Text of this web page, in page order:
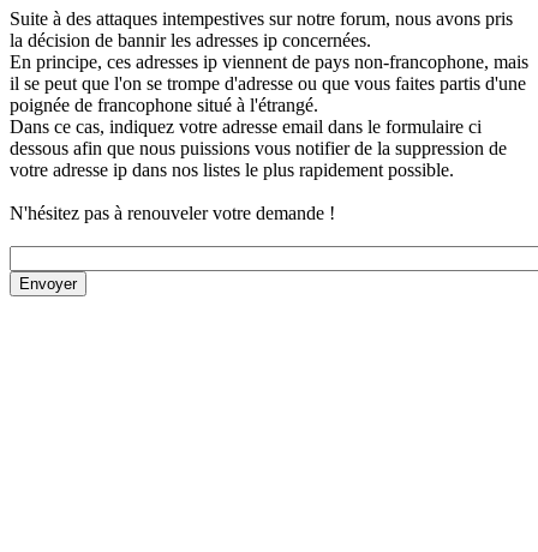
Suite à des attaques intempestives sur notre forum, nous avons pris
la décision de bannir les adresses ip concernées.
En principe, ces adresses ip viennent de pays non-francophone, mais
il se peut que l'on se trompe d'adresse ou que vous faites partis d'une
poignée de francophone situé à l'étrangé.
Dans ce cas, indiquez votre adresse email dans le formulaire ci
dessous afin que nous puissions vous notifier de la suppression de
votre adresse ip dans nos listes le plus rapidement possible.
N'hésitez pas à renouveler votre demande !